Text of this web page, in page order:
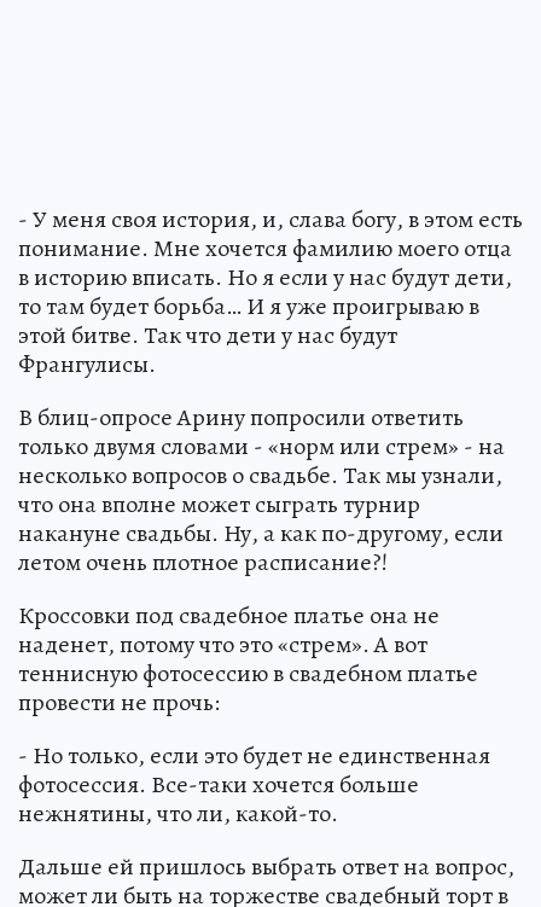
- У меня своя история, и, слава богу, в этом есть
понимание. Мне хочется фамилию моего отца
в историю вписать. Но я если у нас будут дети,
то там будет борьба… И я уже проигрываю в
этой битве. Так что дети у нас будут
Франгулисы.
В блиц-опросе Арину попросили ответить
только двумя словами - «норм или стрем» - на
несколько вопросов о свадьбе. Так мы узнали,
что она вполне может сыграть турнир
накануне свадьбы. Ну, а как по-другому, если
летом очень плотное расписание?!
Кроссовки под свадебное платье она не
наденет, потому что это «стрем». А вот
теннисную фотосессию в свадебном платье
провести не прочь:
- Но только, если это будет не единственная
фотосессия. Все-таки хочется больше
нежнятины, что ли, какой-то.
Дальше ей пришлось выбрать ответ на вопрос,
может ли быть на торжестве свадебный торт в